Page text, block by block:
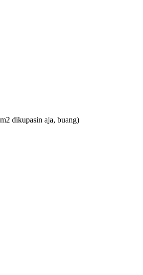
dikupasin aja, buang)